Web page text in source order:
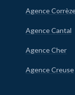
Agence
Agence Cantal
Agence Cher
Agence Creuse